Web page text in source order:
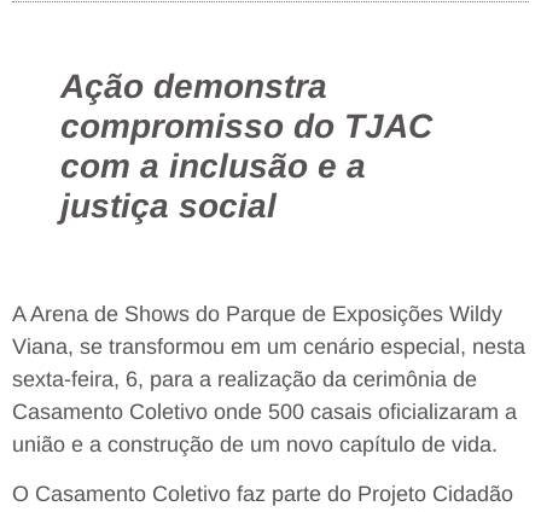
Ação demonstra
compromisso do TJAC
com a inclusão e a
justiça social
A Arena de Shows do Parque de Exposições Wildy
Viana, se transformou em um cenário especial, nesta
sexta-feira, 6, para a realização da cerimônia de
Casamento Coletivo onde 500 casais oficializaram a
união e a construção de um novo capítulo de vida.
O Casamento Coletivo faz parte do Projeto Cidadão